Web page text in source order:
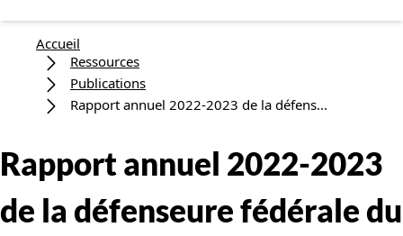
Fil d'Ariane
Accueil
Ressources
Publications
Rapport annuel 2022-2023 de la défens...
Rapport annuel 2022-2023
de la défenseure fédérale du